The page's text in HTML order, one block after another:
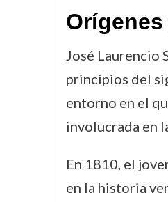
José Laurencio
principios del
entorno en el
involucrada en
En 1810, el
en la historia